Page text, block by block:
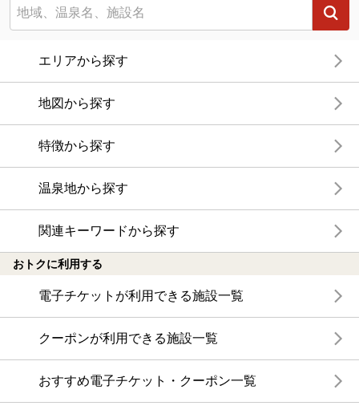
エリアから探す
地図から探す
特徴から探す
温泉地から探す
関連キーワードから探す
おトクに利用する
電子チケットが利用できる施設一覧
クーポンが利用できる施設一覧
おすすめ電子チケット・クーポン一覧